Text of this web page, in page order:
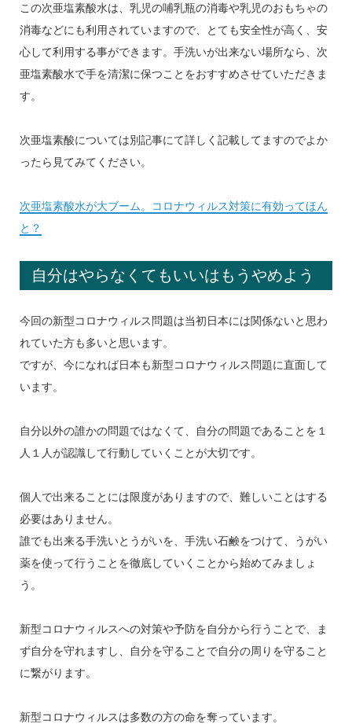
この次亜塩素酸水は、乳児の哺乳瓶の消毒や乳児のおもちゃの
消毒などにも利用されていますので、とても安全性が高く、安
心して利用する事ができます。手洗いが出来ない場所なら、次
亜塩素酸水で手を清潔に保つことをおすすめさせていただきま
す。
次亜塩素酸については別記事にて詳しく記載してますのでよか
ったら見てみてください。
次亜塩素酸水が大ブーム。コロナウィルス対策に有効ってほん
と？
自分はやらなくてもいいはもうやめよう
今回の新型コロナウィルス問題は当初日本には関係ないと思わ
れていた方も多いと思います。
ですが、今になれば日本も新型コロナウィルス問題に直面して
います。
自分以外の誰かの問題ではなくて、自分の問題であることを１
人１人が認識して行動していくことが大切です。
個人で出来ることには限度がありますので、難しいことはする
必要はありません。
誰でも出来る手洗いとうがいを、手洗い石鹸をつけて、うがい
薬を使って行うことを徹底していくことから始めてみましょ
う。
新型コロナウィルスへの対策や予防を自分から行うことで、ま
ず自分を守れますし、自分を守ることで自分の周りを守ること
に繋がります。
新型コロナウィルスは多数の方の命を奪っています。